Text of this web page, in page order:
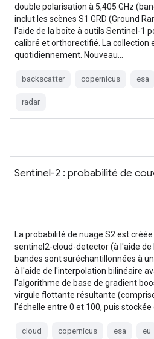
double polarisation à 5,405 GHz
inclut les scènes S1 GRD (Ground
l'aide de la boîte à outils Sentinel-1
calibré et orthorectifié. La collection
quotidiennement. Nouveau…
backscatter copernicus esa
radar
Sentinel-2 : probabilité de
La probabilité de nuage S2 est
sentinel2-cloud-detector (à l'aide de
bandes sont suréchantillonnées à
à l'aide de l'interpolation bilinéaire
l'algorithme de base de gradient
virgule flottante résultante
l'échelle entre 0 et 100, puis stockée
cloud copernicus esa eu